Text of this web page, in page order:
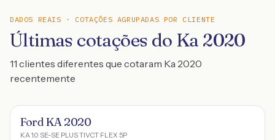
DADOS REAIS · COTAÇÕES AGRUPADAS POR CLIENTE
Últimas cotações do Ka 2020
11 clientes diferentes que cotaram Ka 2020
recentemente
Ford KA 2020
KA 1.0 SE-SE PLUS TIVCT FLEX 5P